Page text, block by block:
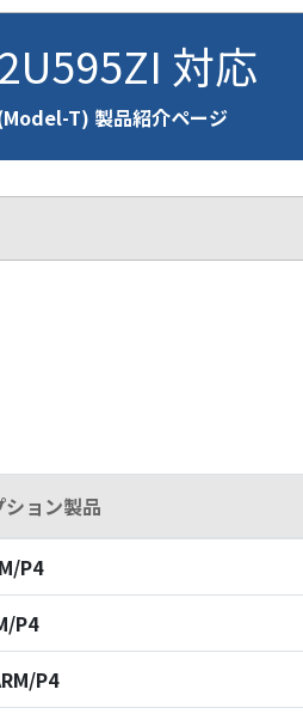
対応
T) 製品紹介ページ
ョン製品
P4
P4
P4